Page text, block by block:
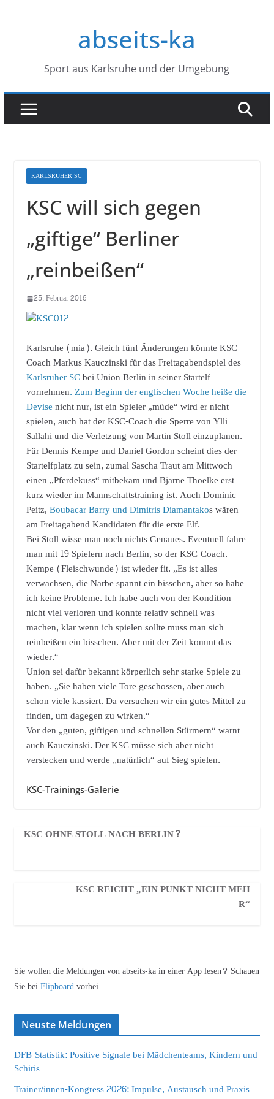
abseits-ka
Sport aus Karlsruhe und der Umgebung
KARLSRUHER SC
KSC will sich gegen
„giftige“ Berliner
„reinbeißen“
25. Februar 2016
Karlsruhe (mia). Gleich fünf Änderungen könnte KSC-
Coach Markus Kauczinski für das Freitagabendspiel des
Karlsruher SCbei Union Berlin in seiner Startelf
vornehmen. Zum Beginn der englischen Woche heiße die
Devisenicht nur, ist ein Spieler „müde“ wird er nicht
spielen, auch hat der KSC-Coach die Sperre von Ylli
Sallahi und die Verletzung von Martin Stoll einzuplanen.
Für Dennis Kempe und Daniel Gordon scheint dies der
Startelfplatz zu sein, zumal Sascha Traut am Mittwoch
einen „Pferdekuss“ mitbekam und Bjarne Thoelke erst
kurz wieder im Mannschaftstraining ist. Auch Dominic
Peitz,Boubacar Barry und Dimitris Diamantakos wären
am Freitagabend Kandidaten für die erste Elf.
Bei Stoll wisse man noch nichts Genaues. Eventuell fahre
man mit 19 Spielern nach Berlin, so der KSC-Coach.
Kempe (Fleischwunde) ist wieder fit. „Esist alles
verwachsen, die Narbe spannt ein bisschen, aber so habe
ichkeineProbleme. Ich habe auch von der Kondition
nicht viel verloren und konnte relativ schnell was
machen, klar wenn ich spielen sollte muss man sich
reinbeißenein bisschen. Aber mit der Zeit kommt das
wieder.“
Union sei dafür bekannt körperlich sehr starke Spiele zu
haben. „Sie haben viele Tore geschossen, aber auch
schon viele kassiert. Da versuchen wir ein gutes Mittel zu
finden, um dagegen zu wirken.“
Vor den „guten, giftigen und schnellen Stürmern“ warnt
auch Kauczinski. Der KSC müsse sich aber nicht
verstecken und werde „natürlich“ auf Sieg spielen.
KSC-Trainings-Galerie
KSC OHNE STOLL NACH BERLIN?
KSC REICHT „EIN PUNKT NICHT MEH
R“
Sie wollen die Meldungen von abseits-ka in einer App lesen? Schauen
Sie beiFlipboardvorbei
Neuste Meldungen
DFB-Statistik: Positive Signale bei Mädchenteams, Kindern und
Schiris
Trainer/innen-Kongress 2026: Impulse, Austausch und Praxis